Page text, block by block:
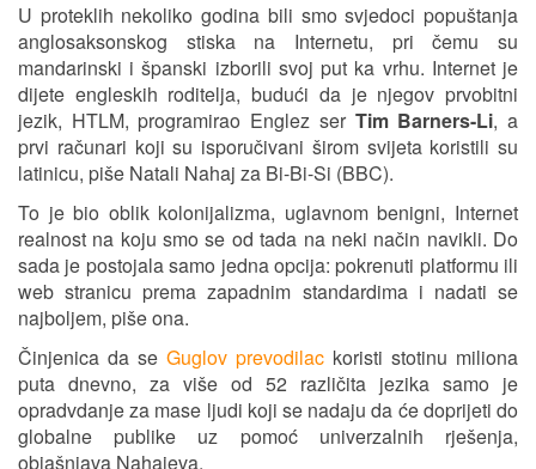
U proteklih nekoliko godina bili smo svjedoci popuštanja
anglosaksonskog stiska na Internetu, pri čemu su
mandarinski i španski izborili svoj put ka vrhu. Internet je
dijete engleskih roditelja, budući da je njegov prvobitni
jezik, HTLM, programirao Englez ser Tim Barners-Li, a
prvi računari koji su isporučivani širom svijeta koristili su
latinicu, piše Natali Nahaj za Bi-Bi-Si (BBC).
To je bio oblik kolonijalizma, uglavnom benigni, Internet
realnost na koju smo se od tada na neki način navikli. Do
sada je postojala samo jedna opcija: pokrenuti platformu ili
web stranicu prema zapadnim standardima i nadati se
najboljem, piše ona.
Činjenica da se Guglov prevodilac koristi stotinu miliona
puta dnevno, za više od 52 različita jezika samo je
opradvdanje za mase ljudi koji se nadaju da će doprijeti do
globalne publike uz pomoć univerzalnih rješenja,
objašnjava Nahajeva.